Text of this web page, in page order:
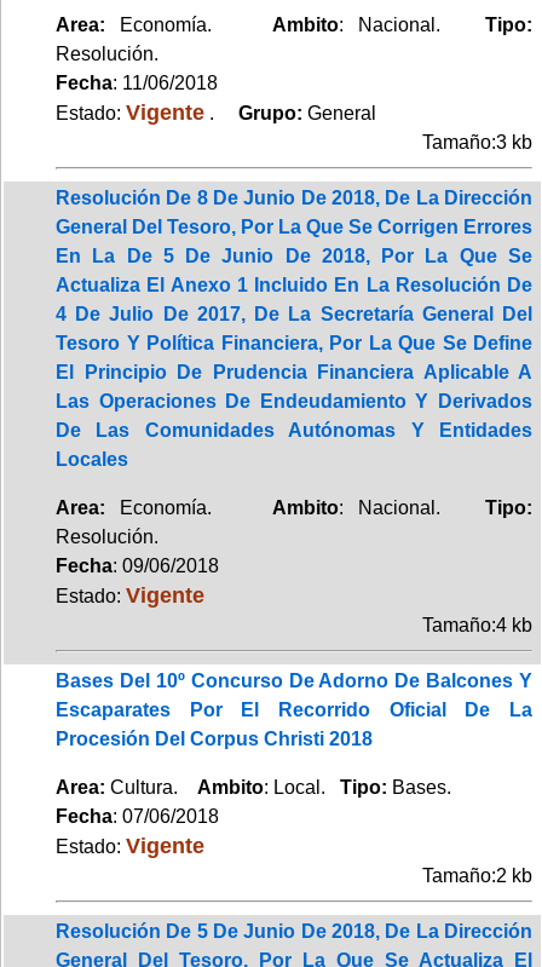
Area: Economía. Ambito: Nacional.Tipo:
Resolución.
Fecha: 11/06/2018
Estado: Vigente . Grupo: General
Tamaño:3 kb
Resolución De 8 De Junio De 2018, De La Dirección
General Del Tesoro, Por La Que Se Corrigen Errores
En La De 5 De Junio De 2018, Por La Que Se
Actualiza El Anexo 1 Incluido En La Resolución De
4 De Julio De 2017, De La Secretaría General Del
Tesoro Y Política Financiera, Por La Que Se Define
El Principio De Prudencia Financiera Aplicable A
Las Operaciones De Endeudamiento Y Derivados
De Las Comunidades Autónomas Y Entidades
Locales
Area: Economía. Ambito: Nacional.Tipo:
Resolución.
Fecha: 09/06/2018
Estado: Vigente
Tamaño:4 kb
Bases Del 10º Concurso De Adorno De Balcones Y
Escaparates Por El Recorrido Oficial De La
Procesión Del Corpus Christi 2018
Area: Cultura. Ambito: Local. Tipo: Bases.
Fecha: 07/06/2018
Estado: Vigente
Tamaño:2 kb
Resolución De 5 De Junio De 2018, De La Dirección
General Del Tesoro, Por La Que Se Actualiza El